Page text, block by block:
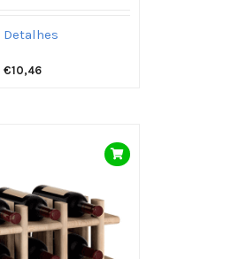
Detalhes
€10,46